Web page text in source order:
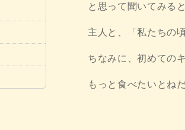
と思って聞いてみる
主人と、「私たちの
ちなみに、初めての
もっと食べたいとね